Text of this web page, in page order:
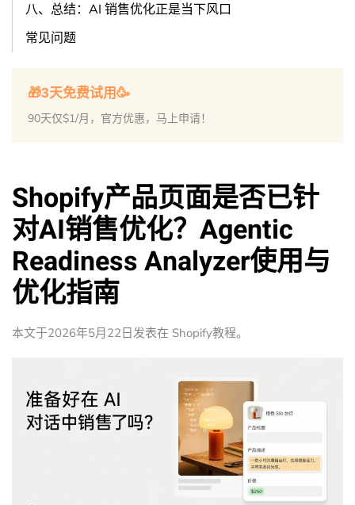
八、总结：AI 销售优化正是当下风口
常见问题
🎁3天免费试用🥳
90天仅$1/月，官方优惠，马上申请！
Shopify产品页面是否已针
对AI销售优化？Agentic
Readiness Analyzer使用与
优化指南
本文于2026年5月22日发表在 Shopify教程。